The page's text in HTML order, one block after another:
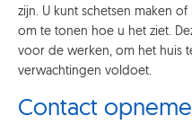
zijn. U kunt schetsen maken
om te tonen hoe u het ziet.
voor de werken, om het huis
verwachtingen voldoet.
Contact